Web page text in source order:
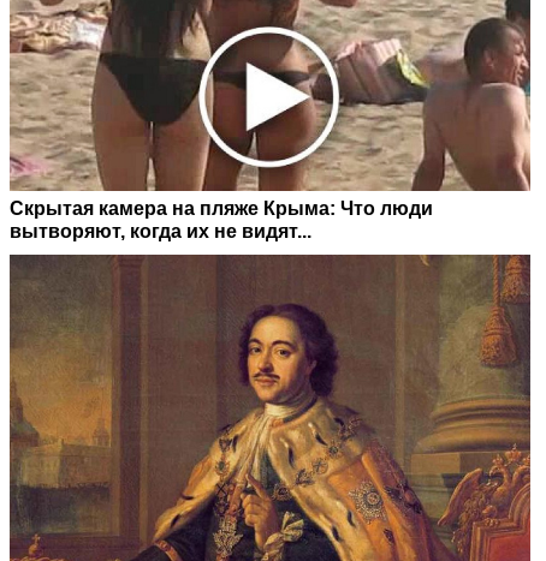
Скрытая камера на пляже Крыма: Что люди
вытворяют, когда их не видят...